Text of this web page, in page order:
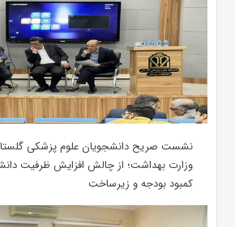
نشست صریح دانشجویان علوم پزشکی
وزارت بهداشت؛ از چالش افزایش ظرفیت
کمبود بودجه و زیرساخت